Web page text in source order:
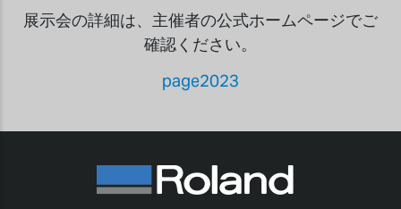
展示会の詳細は、主催者の公式ホームページでご
確認ください。
page2023